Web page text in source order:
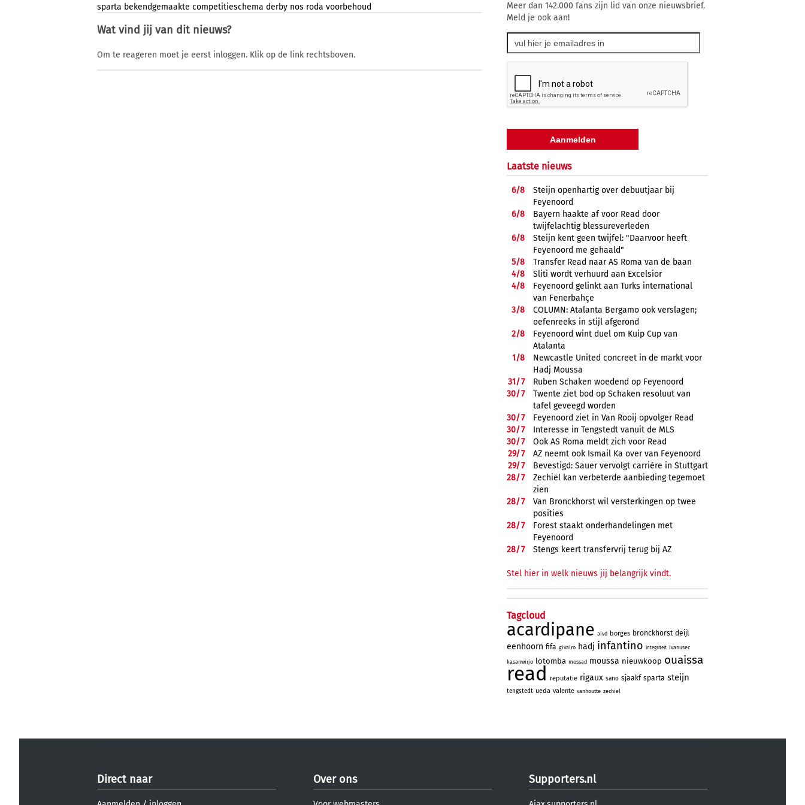
sparta bekendgemaakte competitieschema derby nos roda voorbehoud
Wat vind jij van dit nieuws?
Om te reageren moet je eerst inloggen. Klik op de link rechtsboven.
Meer dan 142.000 fans zijn lid van onze nieuwsbrief.
Meld je ook aan!
Laatste nieuws
6/8
Steijn openhartig over debuutjaar bij
Feyenoord
6/8
Bayern haakte af voor Read door
twijfelachtig blessureverleden
6/8
Steijn kent geen twijfel: "Daarvoor heeft
Feyenoord me gehaald"
5/8
Transfer Read naar AS Roma van de baan
4/8
Sliti wordt verhuurd aan Excelsior
4/8
Feyenoord gelinkt aan Turks international
van Fenerbahçe
3/8
COLUMN: Atalanta Bergamo ook verslagen;
oefenreeks in stijl afgerond
2/8
Feyenoord wint duel om Kuip Cup van
Atalanta
1/8
Newcastle United concreet in de markt voor
Hadj Moussa
31/7
Ruben Schaken woedend op Feyenoord
30/7
Twente ziet bod op Schaken resoluut van
tafel geveegd worden
30/7
Feyenoord ziet in Van Rooij opvolger Read
30/7
Interesse in Tengstedt vanuit de MLS
30/7
Ook AS Roma meldt zich voor Read
29/7
AZ neemt ook Ismail Ka over van Feyenoord
29/7
Bevestigd: Sauer vervolgt carrière in Stuttgart
28/7
Zechiël kan verbeterde aanbieding tegemoet
zien
28/7
Van Bronckhorst wil versterkingen op twee
posities
28/7
Forest staakt onderhandelingen met
Feyenoord
28/7 Stengs keert transfervrij terug bij AZ
Stel hier in welk nieuws jij belangrijk vindt.
Tagcloud
acardipane aivd borges bronckhorst deijl
eenhoorn fifa givairo hadj infantino integriteit ivanusec
kasanwirjo lotomba mossad moussa nieuwkoop ouaissa
read reputatie rigaux sano sjaakf sparta steijn
tengstedt ueda valente vanhoutte zechiel
Direct naar Over ons Supporters.nl